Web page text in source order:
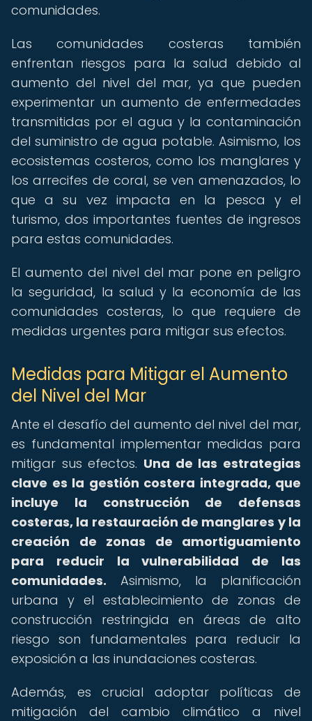
comunidades.
Las comunidades costeras también
enfrentan riesgos para la salud debido al
aumento del nivel del mar, ya que pueden
experimentar un aumento de enfermedades
transmitidas por el agua y la contaminación
del suministro de agua potable. Asimismo, los
ecosistemas costeros, como los manglares y
los arrecifes de coral, se ven amenazados, lo
que a su vez impacta en la pesca y el
turismo, dos importantes fuentes de ingresos
para estas comunidades.
El aumento del nivel del mar pone en peligro
la seguridad, la salud y la economía de las
comunidades costeras, lo que requiere de
medidas urgentes para mitigar sus efectos.
Medidas para Mitigar el Aumento
del Nivel del Mar
Ante el desafío del aumento del nivel del mar,
es fundamental implementar medidas para
mitigar sus efectos. Una de las estrategias
clave es la gestión costera integrada, que
incluye la construcción de defensas
costeras, la restauración de manglares y la
creación de zonas de amortiguamiento
para reducir la vulnerabilidad de las
comunidades. Asimismo, la planificación
urbana y el establecimiento de zonas de
construcción restringida en áreas de alto
riesgo son fundamentales para reducir la
exposición a las inundaciones costeras.
Además, es crucial adoptar políticas de
mitigación del cambio climático a nivel